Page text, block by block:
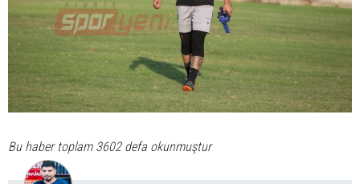
Bu haber toplam 3602 defa okunmuştur